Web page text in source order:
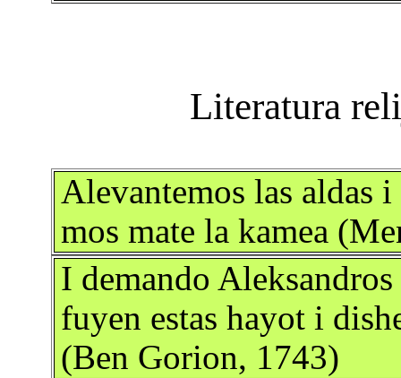
Alevantemos las aldas
mos mate la kamea
I demando
fuyen estas hayot i
(Ben Gorion, 1743)